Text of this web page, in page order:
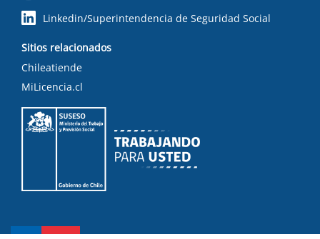
Linkedin/Superintendencia de Seguridad Social
Sitios relacionados
Chileatiende
MiLicencia.cl